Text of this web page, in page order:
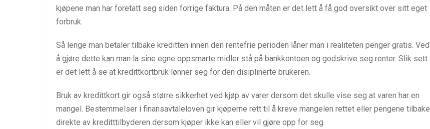
kjøpene man har foretatt seg siden forrige faktura. På den måten er det lett å få god oversikt over sitt eget
forbruk.
Så lenge man betaler tilbake kreditten innen den rentefrie perioden låner man i realiteten penger gratis. Ved
å gjøre dette kan man la sine egne oppsmarte midler stå på bankkontoen og godskrive seg renter. Slik sett
er det lett å se at kredittkortbruk lønner seg for den disiplinerte brukeren.
Bruk av kredittkort gir også større sikkerhet ved kjøp av varer dersom det skulle vise seg at varen har en
mangel. Bestemmelser i finansavtaleloven gir kjøperne rett til å kreve mangelen rettet eller pengene tilbake
direkte av kreditttilbyderen dersom kjøper ikke kan eller vil gjøre opp for seg.